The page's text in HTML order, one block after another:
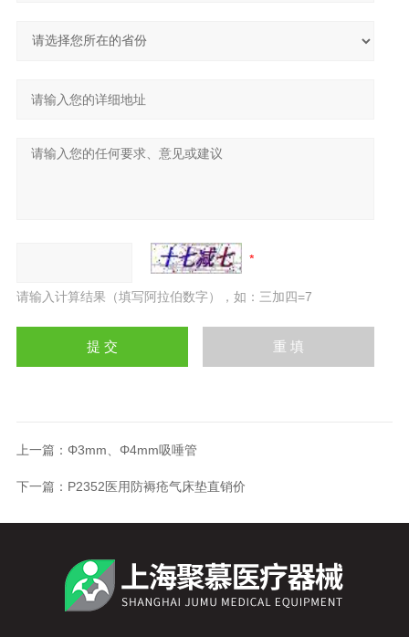
请输入计算结果（填写阿拉伯数字），如：三加四=7
上一篇： Φ3mm、Φ4mm吸唾管
下一篇： P2352医用防褥疮气床垫直销价